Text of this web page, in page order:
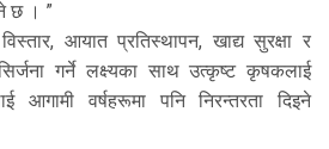
छ । ”
आयात प्रतिस्थापन, खाद्य सुरक्षा र
गर्ने लक्ष्यका साथ उत्कृष्ट कृषकलाई
आगामी वर्षहरूमा पनि निरन्तरता दिइने